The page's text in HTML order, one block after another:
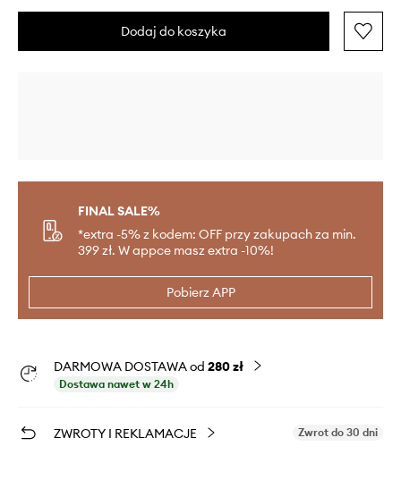
Dodaj do koszyka
FINAL SALE%
*extra -5% z kodem: OFF przy zakupach za min.
399 zł. W appce masz extra -10%!
Pobierz APP
DARMOWA DOSTAWA od 280 zł
Dostawa nawet w 24h
ZWROTY I REKLAMACJE Zwrot do 30 dni